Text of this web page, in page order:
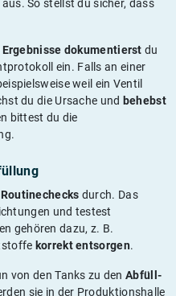
So stellst du sicher, dass
Ergebnisse dokumentierst du
ein. Falls an einer
weil ein Ventil
du die Ursache und behebst
bittest du die
Routinechecks durch. Das
und testest
gehören dazu, z. B.
korrekt entsorgen.
von den Tanks zu denAbfüll-
sie in der Produktionshalle